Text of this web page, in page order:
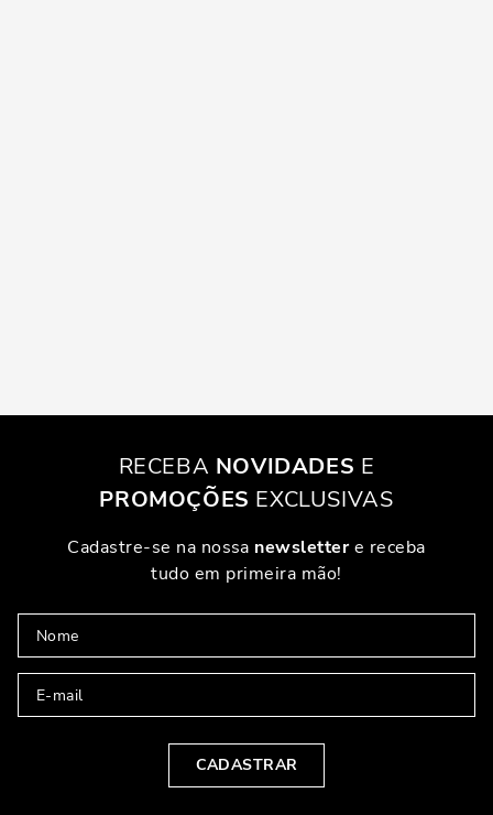
RECEBA NOVIDADES E
PROMOÇÕES EXCLUSIVAS
Cadastre-se na nossa newslettere receba
tudo em primeira mão!
CADASTRAR